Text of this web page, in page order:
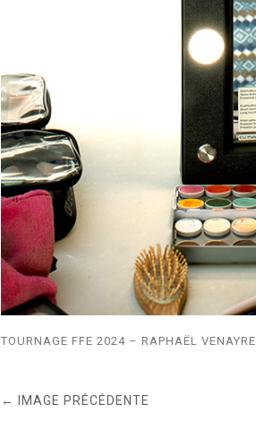
TOURNAGE FFE 2024 – RAPHAËL VENAYRE
← IMAGE PRÉCÉDENTE